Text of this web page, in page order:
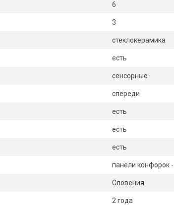
6
3
стеклокерамика
есть
сенсорные
спереди
есть
есть
есть
панели конфорок
Словения
2 года